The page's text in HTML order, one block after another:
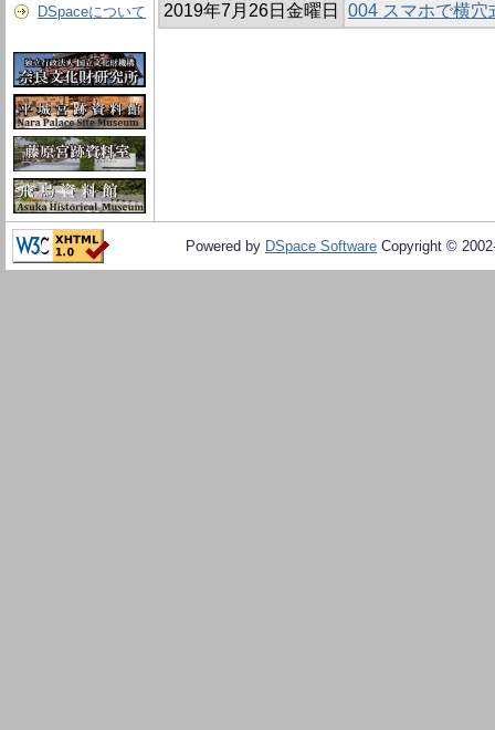
DSpaceについて
2019年7月26日金曜日
004 スマホで横穴
Powered by DSpace Software Copyright ©